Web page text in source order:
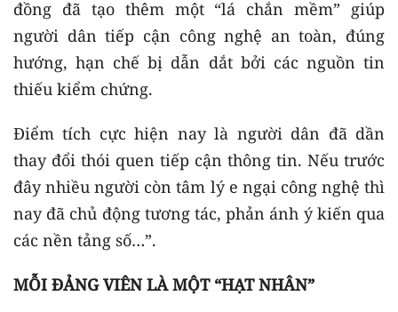
đồng đã tạo thêm một “lá chắn mềm” giúp
người dân tiếp cận công nghệ an toàn, đúng
hướng, hạn chế bị dẫn dắt bởi các nguồn tin
thiếu kiểm chứng.
Điểm tích cực hiện nay là người dân đã dần
thay đổi thói quen tiếp cận thông tin. Nếu trước
đây nhiều người còn tâm lý e ngại công nghệ thì
nay đã chủ động tương tác, phản ánh ý kiến qua
các nền tảng số…”.
MỖI ĐẢNG VIÊN LÀ MỘT “HẠT NHÂN”